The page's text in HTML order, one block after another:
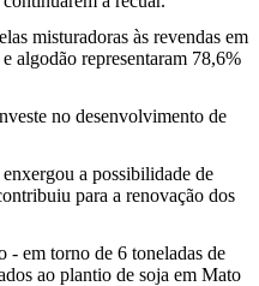
misturadoras às revendas em
algodão representaram 78,6%
no desenvolvimento de
a possibilidade de
para a renovação dos
- em torno de 6 toneladas de
ao plantio de soja em Mato